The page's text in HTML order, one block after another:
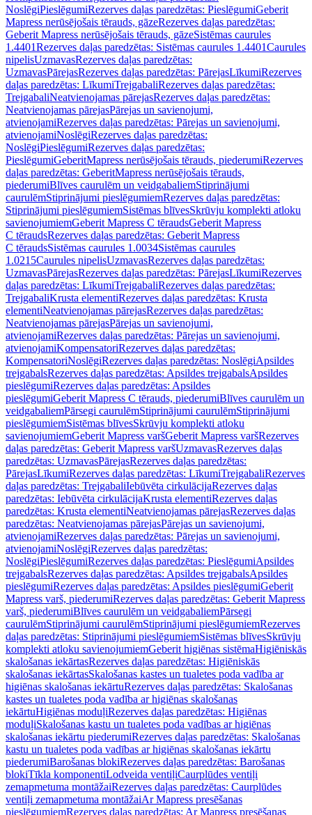
NoslēgiPieslēgumiRezerves daļas paredzētas: PieslēgumiGeberit
Mapress nerūsējošais tērauds, gāzeRezerves daļas paredzētas:
Geberit Mapress nerūsējošais tērauds, gāzeSistēmas caurules
1.4401Rezerves daļas paredzētas: Sistēmas caurules 1.4401Caurules
nipelisUzmavasRezerves daļas paredzētas:
UzmavasPārejasRezerves daļas paredzētas: PārejasLīkumiRezerves
daļas paredzētas: LīkumiTrejgabaliRezerves daļas paredzētas:
TrejgabaliNeatvienojamas pārejasRezerves daļas paredzētas:
Neatvienojamas pārejasPārejas un savienojumi,
atvienojamiRezerves daļas paredzētas: Pārejas un savienojumi,
atvienojamiNoslēgiRezerves daļas paredzētas:
NoslēgiPieslēgumiRezerves daļas paredzētas:
PieslēgumiGeberitMapress nerūsējošais tērauds, piederumiRezerves
daļas paredzētas: GeberitMapress nerūsējošais tērauds,
piederumiBlīves caurulēm un veidgabaliemStiprinājumi
caurulēmStiprinājumi pieslēgumiemRezerves daļas paredzētas:
Stiprinājumi pieslēgumiemSistēmas blīvesSkrūvju komplekti atloku
savienojumiemGeberit Mapress C tēraudsGeberit Mapress
C tēraudsRezerves daļas paredzētas: Geberit Mapress
C tēraudsSistēmas caurules 1.0034Sistēmas caurules
1.0215Caurules nipelisUzmavasRezerves daļas paredzētas:
UzmavasPārejasRezerves daļas paredzētas: PārejasLīkumiRezerves
daļas paredzētas: LīkumiTrejgabaliRezerves daļas paredzētas:
TrejgabaliKrusta elementiRezerves daļas paredzētas: Krusta
elementiNeatvienojamas pārejasRezerves daļas paredzētas:
Neatvienojamas pārejasPārejas un savienojumi,
atvienojamiRezerves daļas paredzētas: Pārejas un savienojumi,
atvienojamiKompensatoriRezerves daļas paredzētas:
KompensatoriNoslēgiRezerves daļas paredzētas: NoslēgiApsildes
trejgabalsRezerves daļas paredzētas: Apsildes trejgabalsApsildes
pieslēgumiRezerves daļas paredzētas: Apsildes
pieslēgumiGeberit Mapress C tērauds, piederumiBlīves caurulēm un
veidgabaliemPārsegi caurulēmStiprinājumi caurulēmStiprinājumi
pieslēgumiemSistēmas blīvesSkrūvju komplekti atloku
savienojumiemGeberit Mapress varšGeberit Mapress varšRezerves
daļas paredzētas: Geberit Mapress varšUzmavasRezerves daļas
paredzētas: UzmavasPārejasRezerves daļas paredzētas:
PārejasLīkumiRezerves daļas paredzētas: LīkumiTrejgabaliRezerves
daļas paredzētas: TrejgabaliIebūvēta cirkulācijaRezerves daļas
paredzētas: Iebūvēta cirkulācijaKrusta elementiRezerves daļas
paredzētas: Krusta elementiNeatvienojamas pārejasRezerves daļas
paredzētas: Neatvienojamas pārejasPārejas un savienojumi,
atvienojamiRezerves daļas paredzētas: Pārejas un savienojumi,
atvienojamiNoslēgiRezerves daļas paredzētas:
NoslēgiPieslēgumiRezerves daļas paredzētas: PieslēgumiApsildes
trejgabalsRezerves daļas paredzētas: Apsildes trejgabalsApsildes
pieslēgumiRezerves daļas paredzētas: Apsildes pieslēgumiGeberit
Mapress varš, piederumiRezerves daļas paredzētas: Geberit Mapress
varš, piederumiBlīves caurulēm un veidgabaliemPārsegi
caurulēmStiprinājumi caurulēmStiprinājumi pieslēgumiemRezerves
daļas paredzētas: Stiprinājumi pieslēgumiemSistēmas blīvesSkrūvju
komplekti atloku savienojumiemGeberit higiēnas sistēmaHigiēniskās
skalošanas iekārtasRezerves daļas paredzētas: Higiēniskās
skalošanas iekārtasSkalošanas kastes un tualetes poda vadība ar
higiēnas skalošanas iekārtuRezerves daļas paredzētas: Skalošanas
kastes un tualetes poda vadība ar higiēnas skalošanas
iekārtuHigiēnas moduļiRezerves daļas paredzētas: Higiēnas
moduļiSkalošanas kastu un tualetes poda vadības ar higiēnas
skalošanas iekārtu piederumiRezerves daļas paredzētas: Skalošanas
kastu un tualetes poda vadības ar higiēnas skalošanas iekārtu
piederumiBarošanas blokiRezerves daļas paredzētas: Barošanas
blokiTīkla komponentiLodveida ventiļiCaurplūdes ventiļi
zemapmetuma montāžaiRezerves daļas paredzētas: Caurplūdes
ventiļi zemapmetuma montāžaiAr Mapress presēšanas
pieslēgumiemRezerves daļas paredzētas: Ar Mapress presēšanas